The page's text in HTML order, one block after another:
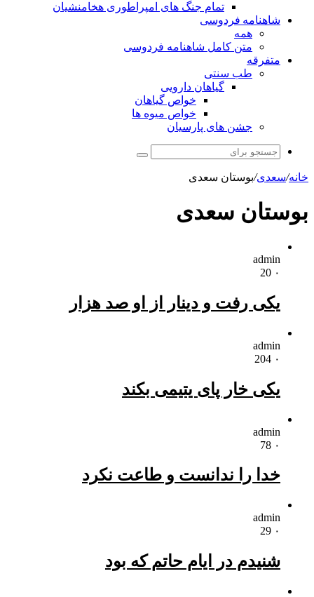
تمام جنگ های امپراطوری هخامنشیان
شاهنامه فردوسی
همه
متن کامل شاهنامه فردوسی
متفرقه
طب سنتی
گیاهان دارویی
خواص گیاهان
خواص میوه ها
جشن های پارسیان
جستجو
خانه/سعدی/بوستان سعدی
بوستان سعدی
admin
۰
یکی رفت و دینار از او صد هزار
admin
۰
یکی خار پای یتیمی بکند
admin
۰
خدا را ندانست و طاعت نکرد
admin
۰
شنیدم در ایام حاتم که بود